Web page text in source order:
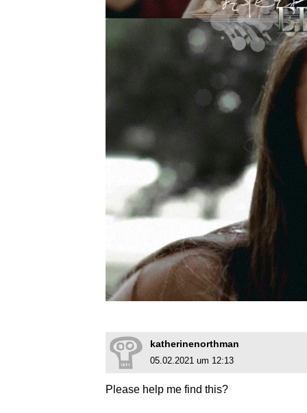
katherinenorthman
05.02.2021 um 12:13
Please help me find this?